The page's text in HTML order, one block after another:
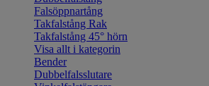
Falsöppnartång
Takfalstång Rak
Takfalstång 45° hörn
Visa allt i kategorin
Bender
Dubbelfalsslutare